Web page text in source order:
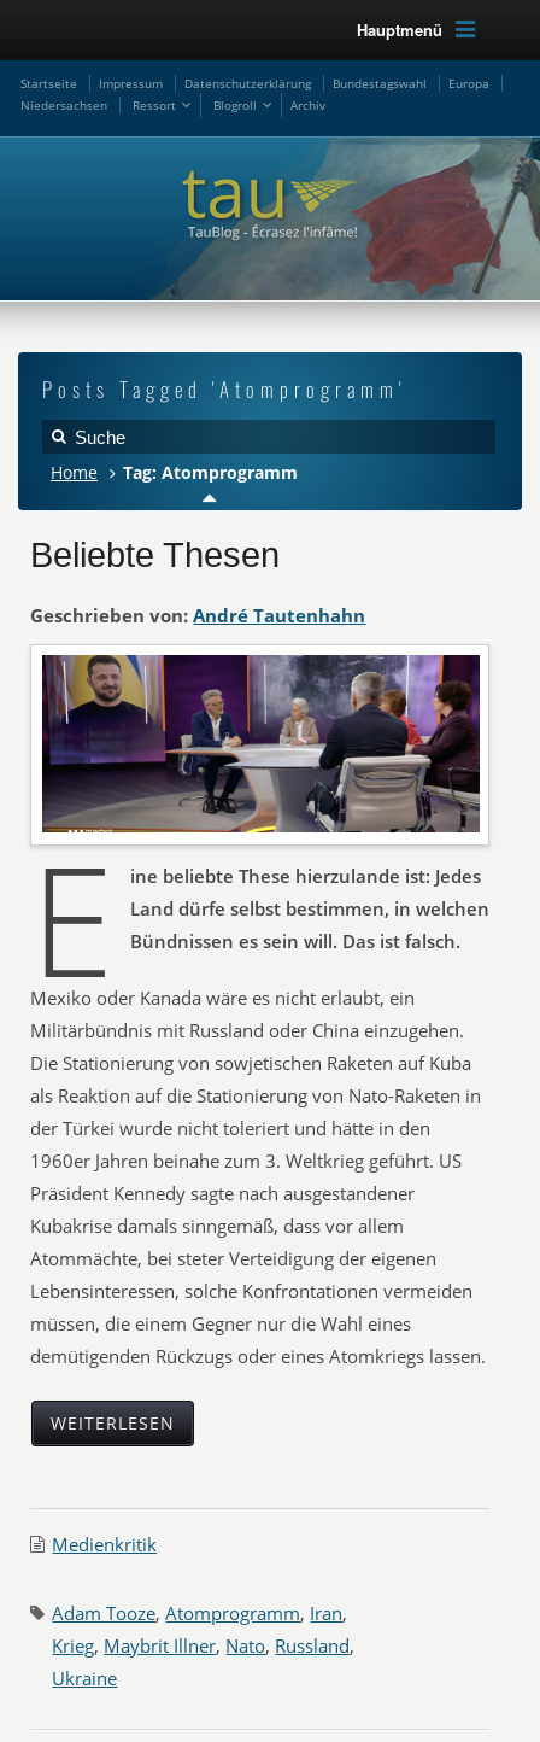
Hauptmenü
Startseite Impressum Datenschutzerklärung Bundestagswahl
Europa
Niedersachsen
Ressort Blogroll Archiv
Posts Tagged 'Atomprogramm'
Home Tag: Atomprogramm
Beliebte Thesen
Geschrieben von: André Tautenhahn
E
ine beliebte These hierzulande ist: Jedes
Land dürfe selbst bestimmen, in welchen
Bündnissen es sein will. Das ist falsch.
Mexiko oder Kanada wäre es nicht erlaubt, ein
Militärbündnis mit Russland oder China einzugehen.
Die Stationierung von sowjetischen Raketen auf Kuba
als Reaktion auf die Stationierung von Nato-Raketen in
der Türkei wurde nicht toleriert und hätte in den
1960er Jahren beinahe zum 3. Weltkrieg geführt. US
Präsident Kennedy sagte nach ausgestandener
Kubakrise damals sinngemäß, dass vor allem
Atommächte, bei steter Verteidigung der eigenen
Lebensinteressen, solche Konfrontationen vermeiden
müssen, die einem Gegner nur die Wahl eines
demütigenden Rückzugs oder eines Atomkriegs lassen.
WEITERLESEN
Medienkritik
Adam Tooze,Atomprogramm, Iran,
Krieg, Maybrit Illner, Nato, Russland,
Ukraine